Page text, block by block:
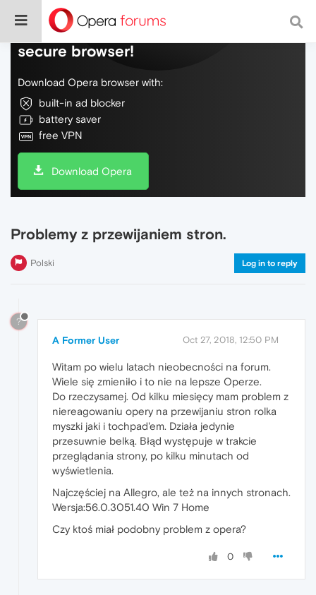
Do more on the web, with a fast and
secure browser!
Download Opera browser with:
built-in ad blocker
battery saver
free VPN
Download Opera
Problemy z przewijaniem stron.
Polski Log in to reply
?
A Former User Oct 27, 2018, 12:50 PM
Witam po wielu latach nieobecności na forum.
Wiele się zmieniło i to nie na lepsze Operze.
Do rzeczysamej. Od kilku miesięcy mam problem z
niereagowaniu opery na przewijaniu stron rolka
myszki jaki i tochpad'em. Działa jedynie
przesuwnie belką. Błąd występuje w trakcie
przeglądania strony, po kilku minutach od
wyświetlenia.
Najczęściej na Allegro, ale też na innych stronach.
Wersja:56.0.3051.40 Win 7 Home
Czy ktoś miał podobny problem z opera?
0